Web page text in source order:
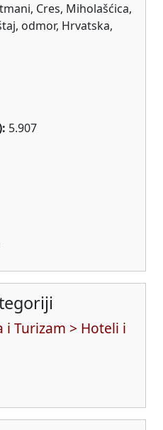
Cres, Miholašćica,
odmor, Hrvatska,
5.907
i Turizam > Hoteli i